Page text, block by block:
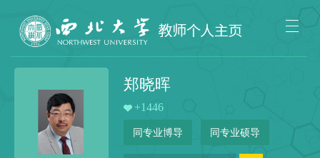
郑晓晖
+1446
同专业博导 同专业硕导